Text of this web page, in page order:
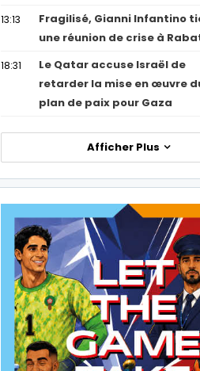
13:13
Fragilisé, Gianni Infantino
une réunion de crise à
18:31
Le Qatar accuse Israël de
retarder la mise en œuvre
plan de paix pour Gaza
Afficher Plus